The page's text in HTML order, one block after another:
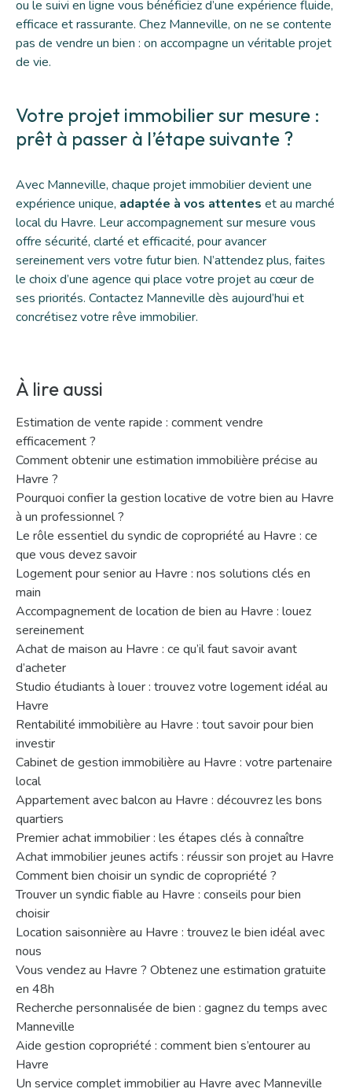
ou le suivi en ligne vous bénéficiez d’une expérience fluide,
efficace et rassurante. Chez Manneville, on ne se contente
pas de vendre un bien : on accompagne un véritable projet
de vie.
Votre projet immobilier sur mesure :
prêt à passer à l’étape suivante ?
Avec Manneville, chaque projet immobilier devient une
expérience unique, adaptée à vos attentes et au marché
local du Havre. Leur accompagnement sur mesure vous
offre sécurité, clarté et efficacité, pour avancer
sereinement vers votre futur bien. N’attendez plus, faites
le choix d’une agence qui place votre projet au cœur de
ses priorités. Contactez Manneville dès aujourd’hui et
concrétisez votre rêve immobilier.
À lire aussi
Estimation de vente rapide : comment vendre
efficacement ?
Comment obtenir une estimation immobilière précise au
Havre ?
Pourquoi confier la gestion locative de votre bien au Havre
à un professionnel ?
Le rôle essentiel du syndic de copropriété au Havre : ce
que vous devez savoir
Logement pour senior au Havre : nos solutions clés en
main
Accompagnement de location de bien au Havre : louez
sereinement
Achat de maison au Havre : ce qu’il faut savoir avant
d’acheter
Studio étudiants à louer : trouvez votre logement idéal au
Havre
Rentabilité immobilière au Havre : tout savoir pour bien
investir
Cabinet de gestion immobilière au Havre : votre partenaire
local
Appartement avec balcon au Havre : découvrez les bons
quartiers
Premier achat immobilier : les étapes clés à connaître
Achat immobilier jeunes actifs : réussir son projet au Havre
Comment bien choisir un syndic de copropriété ?
Trouver un syndic fiable au Havre : conseils pour bien
choisir
Location saisonnière au Havre : trouvez le bien idéal avec
nous
Vous vendez au Havre ? Obtenez une estimation gratuite
en 48h
Recherche personnalisée de bien : gagnez du temps avec
Manneville
Aide gestion copropriété : comment bien s’entourer au
Havre
Un service complet immobilier au Havre avec Manneville